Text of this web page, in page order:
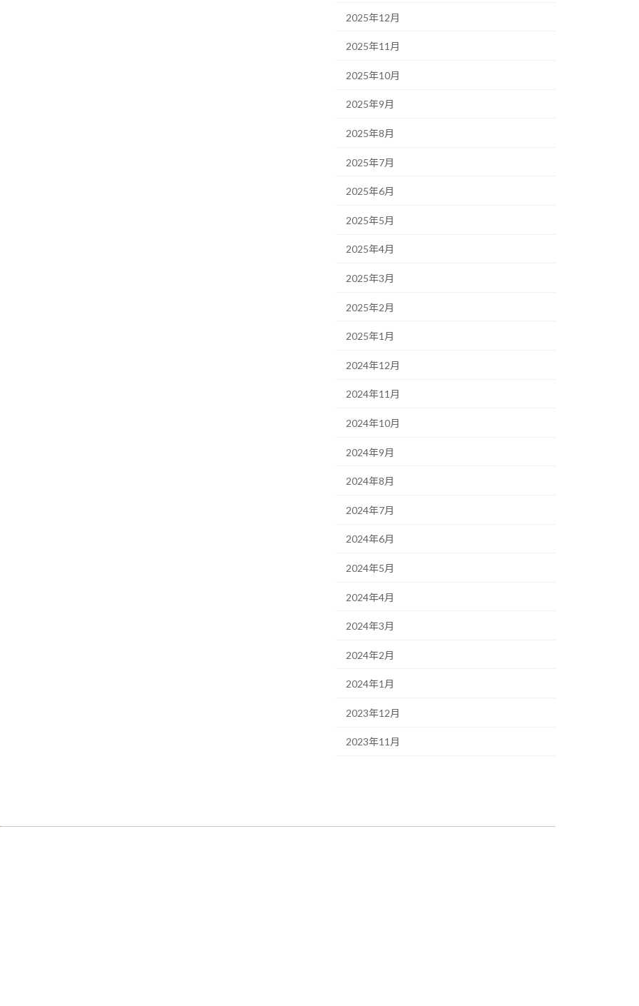
2025年12月
2025年11月
2025年10月
2025年9月
2025年8月
2025年7月
2025年6月
2025年5月
2025年4月
2025年3月
2025年2月
2025年1月
2024年12月
2024年11月
2024年10月
2024年9月
2024年8月
2024年7月
2024年6月
2024年5月
2024年4月
2024年3月
2024年2月
2024年1月
2023年12月
2023年11月